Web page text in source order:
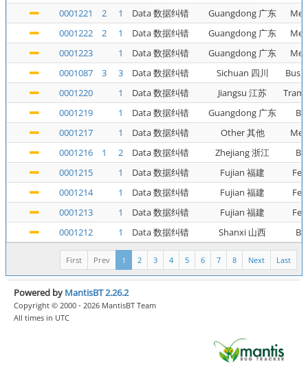
0001221
2 1 Data 数据纠错 Guangdong 广东
0001222
2 1 Data 数据纠错 Guangdong 广东
0001223
1 Data 数据纠错 Guangdong 广东
0001087
3 3 Data 数据纠错 Sichuan 四川
Bus
0001220
1 Data 数据纠错 Jiangsu 江苏
Tram
0001219
1 Data 数据纠错 Guangdong 广东
0001217
1 Data 数据纠错 Other 其他
0001216
1 2 Data 数据纠错 Zhejiang 浙江
0001215
1 Data 数据纠错 Fujian 福建
0001214
1 Data 数据纠错 Fujian 福建
0001213
1 Data 数据纠错 Fujian 福建
0001212
1 Data 数据纠错 Shanxi 山西
Last
Next
8
7
6
5
4
3
2
1
Prev
First
Powered by MantisBT 2.26.2
Copyright © 2000 - 2026 MantisBT Team
All times in UTC